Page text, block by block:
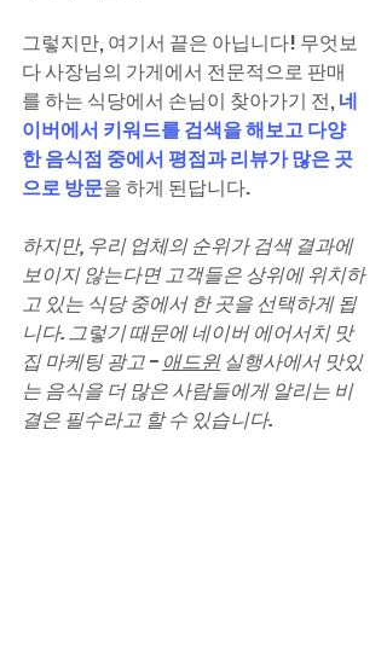
그렇지만, 여기서 끝은 아닙니다! 무엇보
다 사장님의 가게에서 전문적으로 판매
를 하는 식당에서 손님이 찾아가기 전, 네
이버에서 키워드를 검색을 해보고 다양
한 음식점 중에서 평점과 리뷰가 많은 곳
으로 방문을 하게 된답니다.
하지만, 우리 업체의 순위가 검색 결과에
보이지 않는다면 고객들은 상위에 위치하
고 있는 식당 중에서 한 곳을 선택하게 됩
니다. 그렇기 때문에 네이버 에어서치 맛
집 마케팅 광고 - 애드윈 실행사에서 맛있
는 음식을 더 많은 사람들에게 알리는 비
결은 필수라고 할 수 있습니다.